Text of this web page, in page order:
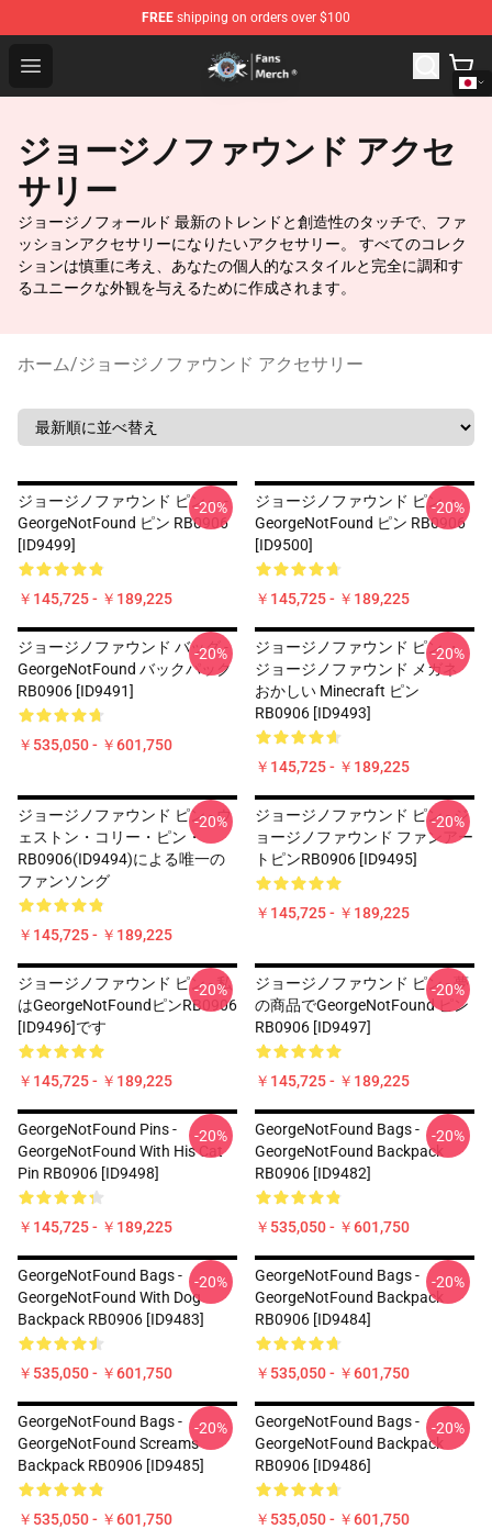
FREE shipping on orders over $100
Open menu
GeorgeNotFound Store - Official GeorgeNotFound
ジョージノファウンド アクセ
サリー
ジョージノフォールド 最新のトレンドと創造性のタッチで、ファ
ッションアクセサリーになりたいアクセサリー。 すべてのコレク
ションは慎重に考え、あなたの個人的なスタイルと完全に調和す
るユニークな外観を与えるために作成されます。
ホーム/ジョージノファウンド アクセサリー
ジョージノファウンド ピン - - -
GeorgeNotFound ピン RB0906
[ID9499]
￥145,725 - ￥189,225
-20%
ジョージノファウンド ピン ・
GeorgeNotFound ピン RB0906
[ID9500]
￥145,725 - ￥189,225
-20%
ジョージノファウンド バッグ -
GeorgeNotFound バックパック
RB0906 [ID9491]
￥535,050 - ￥601,750
-20%
ジョージノファウンド ピン ・
ジョージノファウンド メガネ
おかしい Minecraft ピン
RB0906 [ID9493]
￥145,725 - ￥189,225
-20%
ジョージノファウンド ピン - ウ
ェストン・コリー・ピン・
RB0906(ID9494)による唯一の
ファンソング
￥145,725 - ￥189,225
-20%
ジョージノファウンド ピン - ジ
ョージノファウンド ファンアー
トピンRB0906 [ID9495]
￥145,725 - ￥189,225
-20%
ジョージノファウンド ピン - 私
はGeorgeNotFoundピンRB0906
[ID9496]です
￥145,725 - ￥189,225
-20%
ジョージノファウンド ピン - 夢
の商品でGeorgeNotFound ピン
RB0906 [ID9497]
￥145,725 - ￥189,225
-20%
GeorgeNotFound Pins -
GeorgeNotFound With His Cat
Pin RB0906 [ID9498]
￥145,725 - ￥189,225
-20%
GeorgeNotFound Bags -
GeorgeNotFound Backpack
RB0906 [ID9482]
￥535,050 - ￥601,750
-20%
GeorgeNotFound Bags -
GeorgeNotFound With Dog
Backpack RB0906 [ID9483]
￥535,050 - ￥601,750
-20%
GeorgeNotFound Bags -
GeorgeNotFound Backpack
RB0906 [ID9484]
￥535,050 - ￥601,750
-20%
GeorgeNotFound Bags -
GeorgeNotFound Screams
Backpack RB0906 [ID9485]
￥535,050 - ￥601,750
-20%
GeorgeNotFound Bags -
GeorgeNotFound Backpack
RB0906 [ID9486]
￥535,050 - ￥601,750
-20%